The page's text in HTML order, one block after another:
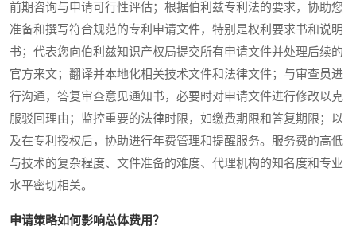
前期咨询与申请可行性评估；根据伯利兹专利法的要求，协助您
准备和撰写符合规范的专利申请文件，特别是权利要求书和说明
书；代表您向伯利兹知识产权局提交所有申请文件并处理后续的
官方来文；翻译并本地化相关技术文件和法律文件；与审查员进
行沟通，答复审查意见通知书，必要时对申请文件进行修改以克
服驳回理由；监控重要的法律时限，如缴费期限和答复期限；以
及在专利授权后，协助进行年费管理和提醒服务。服务费的高低
与技术的复杂程度、文件准备的难度、代理机构的知名度和专业
水平密切相关。
申请策略如何影响总体费用？